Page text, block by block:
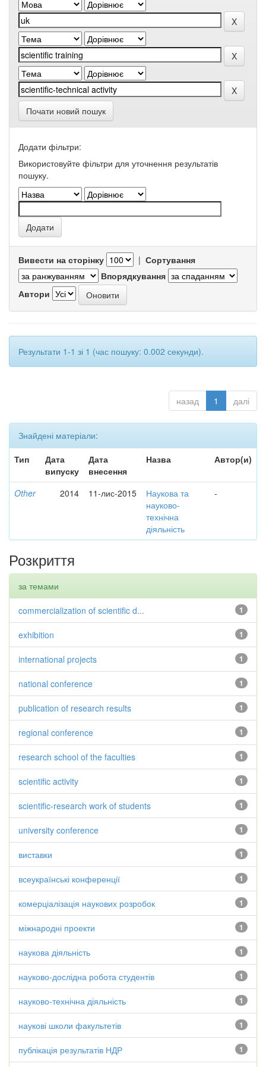
Почати новий пошук
Додати фільтри:
Використовуйте фільтри для уточнення результатів
пошуку.
Вивести на сторінку | Сортування
Впорядкування
Автори
Результати 1-1 зі 1 (час пошуку: 0.002 секунди).
назад 1 далі
Знайдені матеріали:
Тип
Дата
випуску
Дата
внесення
Назва Автор(и)
Other 2014 11-лис-2015
Наукова та
науково-
технічна
діяльність
-
Розкриття
за темами
1
commercialization of scientific d...
1
exhibition
1
international projects
1
national conference
1
publication of research results
1
regional conference
1
research school of the faculties
1
scientific activity
1
scientific-research work of students
1
university conference
1
виставки
1
всеукраїнські конференції
1
комерціалізація наукових розробок
1
міжнародні проекти
1
наукова діяльність
1
науково-дослідна робота студентів
1
науково-технічна діяльність
1
наукові школи факультетів
1
публікація результатів НДР